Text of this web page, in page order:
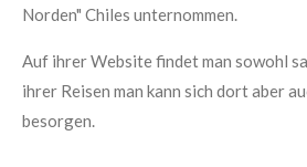
Norden" Chiles unternommen.
Auf ihrer Website findet man sowohl
ihrer Reisen man kann sich dort aber
besorgen.